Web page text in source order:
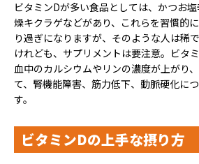
ビタミンDが多い食品としては、かつお
燥キクラゲなどがあり、これらを習慣的
り過ぎになりますが、そのような人は稀で
けれども、サプリメントは要注意。ビタ
血中のカルシウムやリンの濃度が上がり
て、腎機能障害、筋力低下、動脈硬化に
す。
ビタミンDの上手な摂り方